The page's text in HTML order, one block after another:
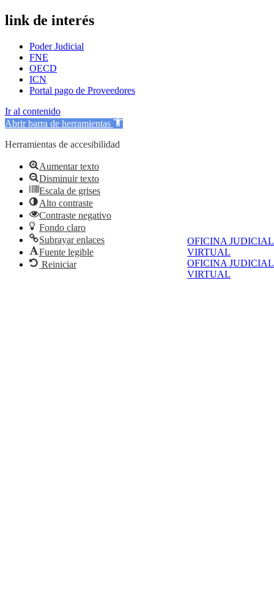
OFICINA JUDICIAL
VIRTUAL
OFICINA JUDICIAL
VIRTUAL
link de interés
Poder Judicial
FNE
OECD
ICN
Portal pago de Proveedores
Ir al contenido
Abrir barra de herramientas
Herramientas de accesibilidad
Aumentar texto
Disminuir texto
Escala de grises
Alto contraste
Contraste negativo
Fondo claro
Subrayar enlaces
Fuente legible
Reiniciar